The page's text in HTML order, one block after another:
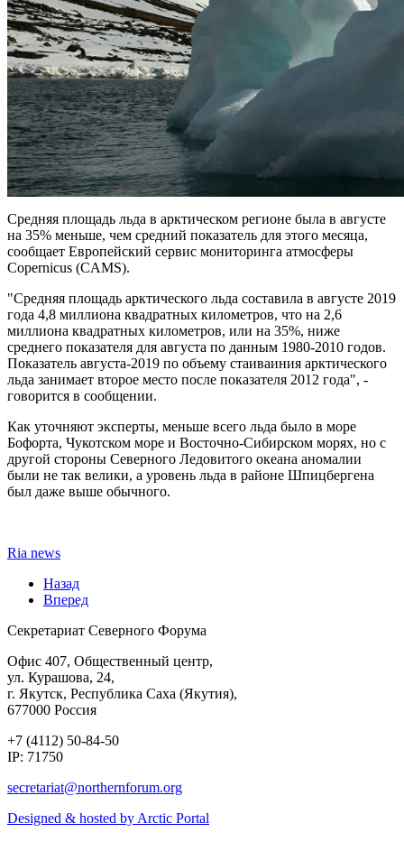
Средняя площадь льда в арктическом регионе была в августе
на 35% меньше, чем средний показатель для этого месяца,
сообщает Европейский сервис мониторинга атмосферы
Copernicus (CAMS).
"Средняя площадь арктического льда составила в августе 2019
года 4,8 миллиона квадратных километров, что на 2,6
миллиона квадратных километров, или на 35%, ниже
среднего показателя для августа по данным 1980-2010 годов.
Показатель августа-2019 по объему стаиваиния арктического
льда занимает второе место после показателя 2012 года", -
говорится в сообщении.
Как уточняют эксперты, меньше всего льда было в море
Бофорта, Чукотском море и Восточно-Сибирском морях, но с
другой стороны Северного Ледовитого океана аномалии
были не так велики, а уровень льда в районе Шпицбергена
был даже выше обычного.
Ria news
Назад
Вперед
Секретариат Северного Форума
Офис 407, Общественный центр,
ул. Курашова, 24,
г. Якутск, Республика Саха (Якутия),
677000 Россия
+7 (4112) 50-84-50
IP: 71750
Designed & hosted by Arctic Portal